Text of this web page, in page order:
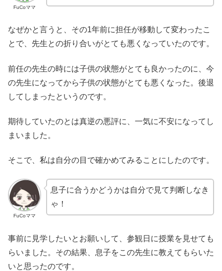
FuCoママ
なぜかと言うと、その1年前に担任が移動して変わったこ
とで、先生との折り合いがとても悪くなっていたのです。
前任の先生の時には子供の状態がとても良かったのに、今
の先生になってから子供の状態がとても悪くなった。後退
してしまったというのです。
期待していたのとは真逆の悪評に、一気に不安になってし
まいました。
そこで、私は自分の目で確かめてみることにしたのです。
FuCoママ
息子に合うかどうかは自分で見て判断しなき
ゃ！
事前に見学したいとお願いして、参観日に授業を見せても
らいました。その結果、息子をこの先生に教えてもらいた
いと思ったのです。